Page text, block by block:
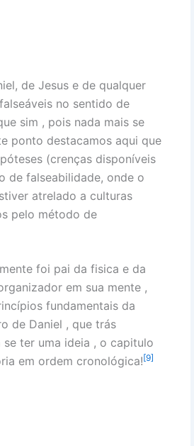
de Jesus e de qualquer
no sentido de
sim , pois nada mais se
ponto destacamos aqui que
(crenças disponíveis
de falseabilidade, onde o
atrelado a culturas
pelo método de
foi pai da fisica e da
em sua mente ,
fundamentais da
de Daniel , que trás
ter uma ideia , o capitulo
em ordem cronológica![9]